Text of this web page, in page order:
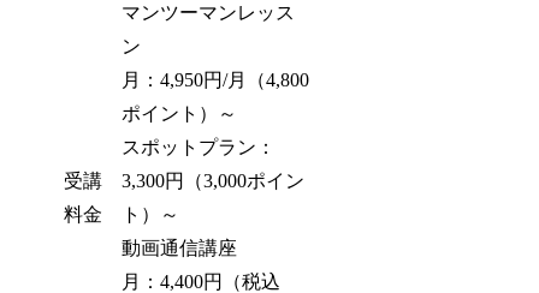
受講
料金
マンツーマンレッス
ン
月：4,950円/月（4,800
ポイント）～
スポットプラン：
3,300円（3,000ポイン
ト）～
動画通信講座
月：4,400円（税込